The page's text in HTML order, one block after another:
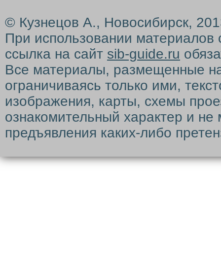
© Кузнецов А., Новосибирск,
При использовании материалов
ссылка на сайт sib-guide.ru
Все материалы, размещенные
ограничиваясь только ими,
изображения, карты, схемы
ознакомительный характер и
предъявления каких-либо